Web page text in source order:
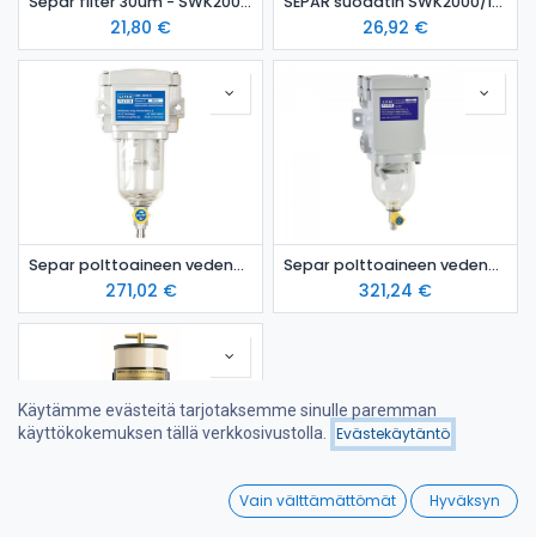
Suosituimmat
Wishlist
21,80 € 26,92 €
Separ polttoaineen vedenerotin 2000/5
271,02 €
Separ polttoaineen vedenerotin 2000/10
321,24 €
Käytämme evästeitä tarjotaksemme sinulle paremman
käyttökokemuksen tällä verkkosivustolla.
Evästekäytäntö
Vain välttämättömät Hyväksyn